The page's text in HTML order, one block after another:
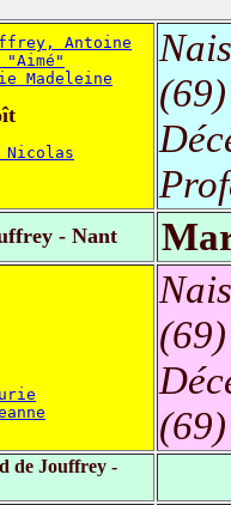
Antoine
Madeleine
Nicolas
(69)
- Nant
(69)
(69)
de Jouffrey -